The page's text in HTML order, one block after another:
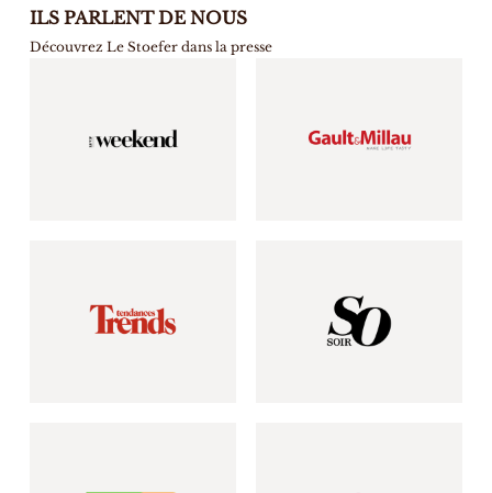
ILS PARLENT DE NOUS
Découvrez Le Stoefer dans la presse